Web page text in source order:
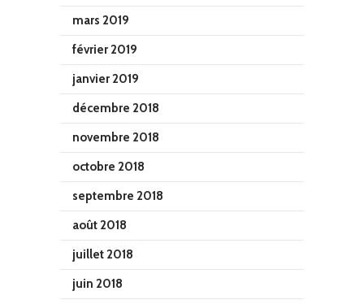
mars 2019
février 2019
janvier 2019
décembre 2018
novembre 2018
octobre 2018
septembre 2018
août 2018
juillet 2018
juin 2018